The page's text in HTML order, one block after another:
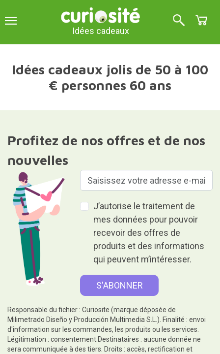
Idées cadeaux
Idées cadeaux jolis de 50 à 100
€ personnes 60 ans
Profitez de nos offres et de nos
nouvelles
J’autorise le traitement de
mes données pour pouvoir
recevoir des offres de
produits et des informations
qui peuvent m’intéresser.
Responsable du fichier : Curiosite (marque déposée de
Milimetrado Diseño y Producción Multimedia S.L.). Finalité : envoi
d'information sur les commandes, les produits ou les services.
Légitimation : consentement.Destinataires : aucune donnée ne
sera communiquée à des tiers. Droits : accès, rectification et